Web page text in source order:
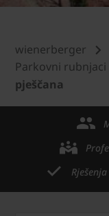
wienerberger
Parkovni rubnjaci
pješčana